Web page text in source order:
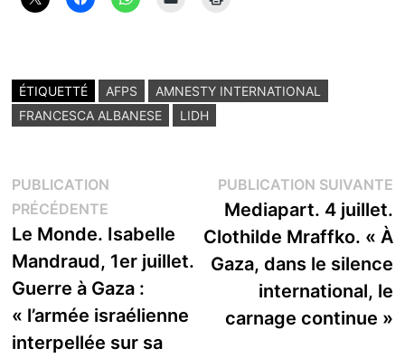
ÉTIQUETTÉ AFPS
AMNESTY INTERNATIONAL
FRANCESCA ALBANESE
LIDH
Navigation
de
l’article
PUBLICATION
PRÉCÉDENTEPublication
précédente :
Le Monde. Isabelle
Mandraud, 1er juillet.
Guerre à Gaza :
« l’armée israélienne
interpellée sur sa
PUBLICATION SUIVANTE
Mediapart. 4 juillet.
Clothilde Mraffko. « À
Gaza, dans le silence
international, le
carnage continue »